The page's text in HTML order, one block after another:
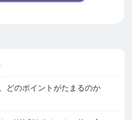
どのポイントがたまるのか